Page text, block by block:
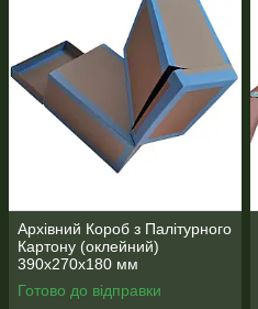
Архівний Короб з Палітурного
Картону (оклейний)
390х270х180 мм
Готово до відправки